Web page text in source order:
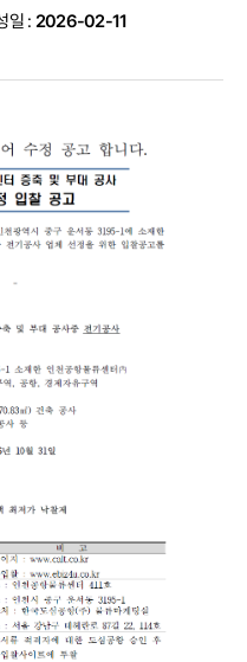
일 : 2026-02-11